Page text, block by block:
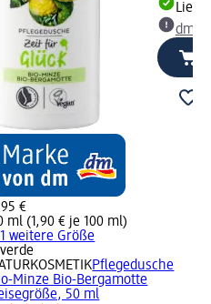
€
ml (1,90 € je 100 ml)
weitere Größe
Pflegedusche
Minze Bio-Bergamotte
50 ml
dm